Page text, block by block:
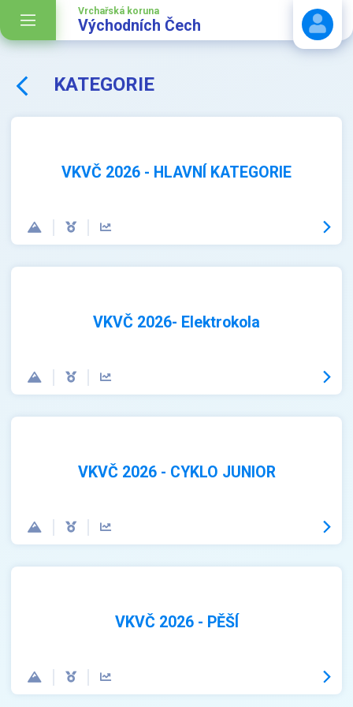
Vrchařská koruna
Východních Čech
KATEGORIE
VKVČ 2026 - HLAVNÍ KATEGORIE
VKVČ 2026- Elektrokola
VKVČ 2026 - CYKLO JUNIOR
VKVČ 2026 - PĚŠÍ